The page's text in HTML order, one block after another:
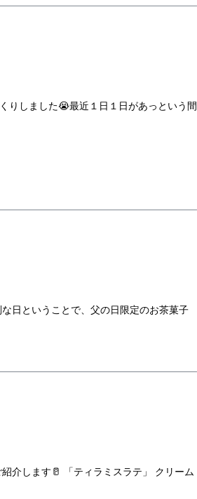
りしました😭最近１日１日があっという間
日ということで、父の日限定のお茶菓子
介します🥛 「ティラミスラテ」 クリーム